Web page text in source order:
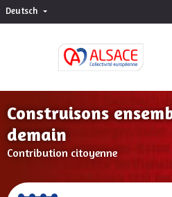
Deutsch Choisir la langue
Construisons
demain
Contribution citoyenne